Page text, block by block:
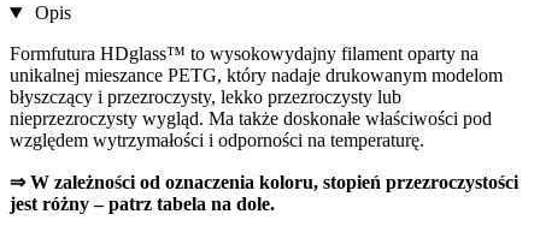
Opis
Formfutura HDglass™ to wysokowydajny filament oparty na
unikalnej mieszance PETG, który nadaje drukowanym modelom
błyszczący i przezroczysty, lekko przezroczysty lub
nieprzezroczysty wygląd. Ma także doskonałe właściwości pod
względem wytrzymałości i odporności na temperaturę.
⇒ W zależności od oznaczenia koloru, stopień przezroczystości
jest różny – patrz tabela na dole.